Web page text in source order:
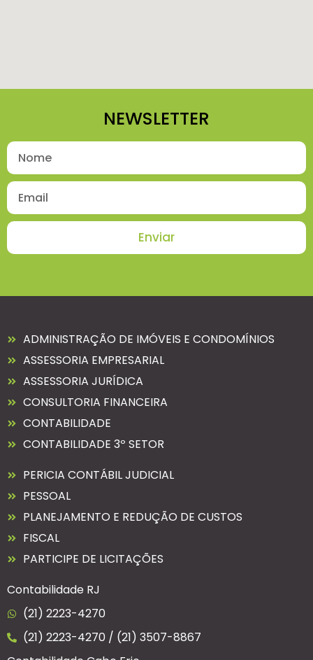
NEWSLETTER
Enviar
ADMINISTRAÇÃO DE IMÓVEIS E CONDOMÍNIOS
ASSESSORIA EMPRESARIAL
ASSESSORIA JURÍDICA
CONSULTORIA FINANCEIRA
CONTABILIDADE
CONTABILIDADE 3º SETOR
PERICIA CONTÁBIL JUDICIAL
PESSOAL
PLANEJAMENTO E REDUÇÃO DE CUSTOS
FISCAL
PARTICIPE DE LICITAÇÕES
Contabilidade RJ
(21) 2223-4270
(21) 2223-4270 / (21) 3507-8867